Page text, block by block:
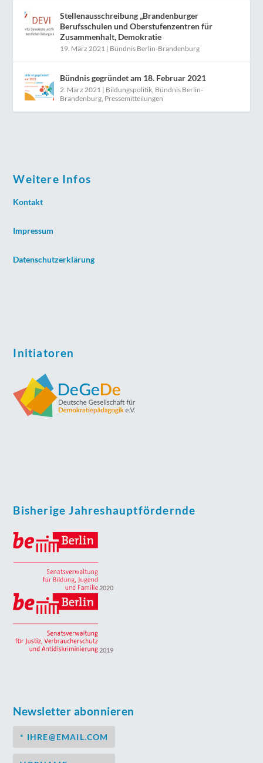
Stellenausschreibung „Brandenburger
Berufsschulen und Oberstufenzentren für
Zusammenhalt, Demokratie
19. März 2021 | Bündnis Berlin-Brandenburg
Bündnis gegründet am 18. Februar 2021
2. März 2021 | Bildungspolitik Bündnis Berlin-
Brandenburg Pressemitteilungen
Weitere Infos
Kontakt
Impressum
Datenschutzerklärung
Initiatoren
Bisherige Jahreshauptfördernde
2020
2019
Newsletter abonnieren